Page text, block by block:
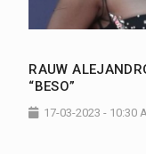
RAUW
“BESO”
17-03-2023 - 10:30